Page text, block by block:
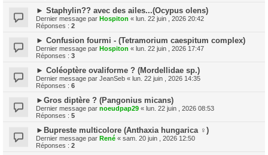
► Staphylin?? avec des ailes...(Ocypus olens)
Dernier message par Hospiton « lun. 22 juin , 2026 20:42
Réponses : 2
► Confusion fourmi - (Tetramorium caespitum complex)
Dernier message par Hospiton « lun. 22 juin , 2026 17:47
Réponses : 3
► Coléoptère ovaliforme ? (Mordellidae sp.)
Dernier message par JeanSeb « lun. 22 juin , 2026 14:35
Réponses : 6
►Gros diptère ? (Pangonius micans)
Dernier message par noeudpap29 « lun. 22 juin , 2026 08:53
Réponses : 5
►Bupreste multicolore (Anthaxia hungarica ♀)
Dernier message par René « sam. 20 juin , 2026 12:50
Réponses : 2